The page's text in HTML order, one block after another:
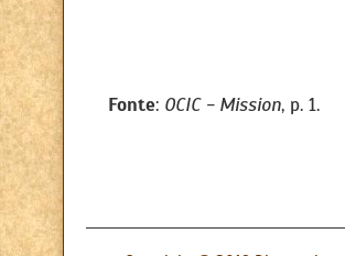
Fonte: OCIC - Mission, p. 1.